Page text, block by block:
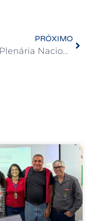
PRÓXIMO
APUB participa da 17ª Plenária Nacional da Central Única dos Trabalhadores